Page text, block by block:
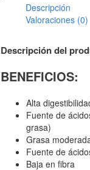
Descripción
Valoraciones (0)
Descripción del
BENEFICIOS:
Alta
Fuente de
grasa)
Grasa
Fuente de
Baja en fibra